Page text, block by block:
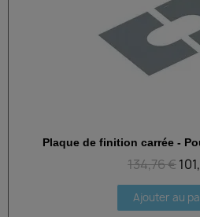
Aperçu
Plaque de finition carrée -
134,76 €
Ajouter au